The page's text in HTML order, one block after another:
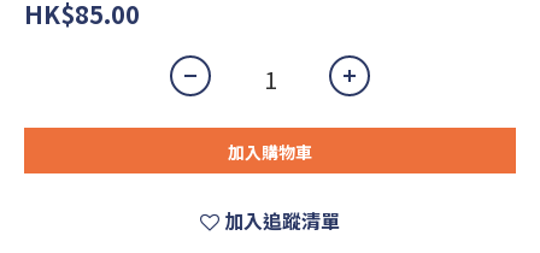
HK$85.00
加入購物車
加入追蹤清單